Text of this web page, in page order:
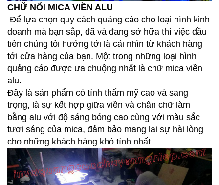
CHỮ NỔI MICA VIỀN ALU
Để lựa chọn quy cách quảng cáo cho loại hình kinh
doanh mà bạn sắp, đã và đang sở hữa thì việc đầu
tiên chúng tôi hướng tới là cái nhìn từ khách hàng
tới cửa hàng của bạn. Một trong những loại hình
quảng cáo được ưa chuộng nhất là chữ mica viền
alu.
Đây là sản phẩm có tính thẩm mỹ cao và sang
trọng, là sự kết hợp giữa viền và chân chữ làm
bằng alu với độ sáng bóng cao cùng với màu sắc
tươi sáng của mica, đảm bảo mang lại sự hài lòng
cho những khách hàng khó tính nhất.